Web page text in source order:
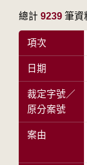
總計 9239 筆資
項次
日期
裁定字號／
原分案號
案由